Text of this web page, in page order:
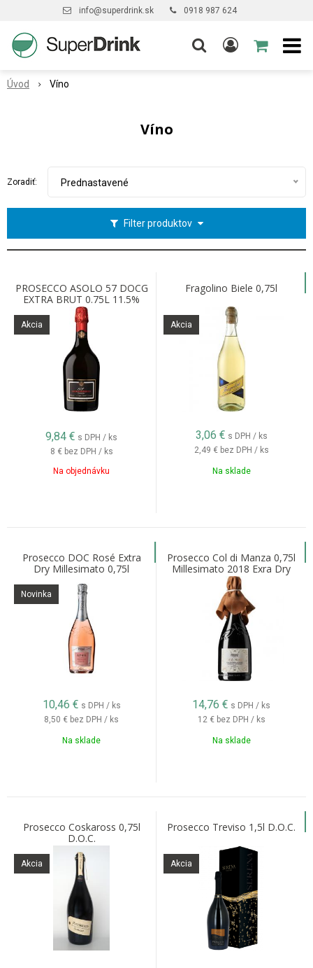
info@superdrink.sk 0918 987 624
Úvod Víno
Víno
Filter produktov
Zoradiť: Prednastavené
PROSECCO ASOLO 57 DOCG
EXTRA BRUT 0.75L 11.5%
Akcia
9,84 € s DPH / ks
8 € bez DPH / ks
Na objednávku
Fragolino Biele 0,75l
Akcia
3,06 € s DPH / ks
2,49 € bez DPH / ks
Na sklade
Prosecco DOC Rosé Extra
Dry Millesimato 0,75l
Novinka
10,46 € s DPH / ks
8,50 € bez DPH / ks
Na sklade
Prosecco Col di Manza 0,75l
Millesimato 2018 Exra Dry
14,76 € s DPH / ks
12 € bez DPH / ks
Na sklade
Prosecco Coskaross 0,75l
D.O.C.
Akcia
Prosecco Treviso 1,5l D.O.C.
Akcia